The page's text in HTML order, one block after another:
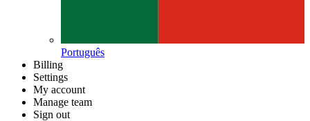
Português
Billing
Settings
My account
Manage team
Sign out